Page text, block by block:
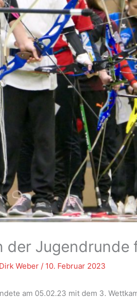
der Jugendrunde
Dirk Weber / 10. Februar 2023
am 05.02.23 mit dem 3.